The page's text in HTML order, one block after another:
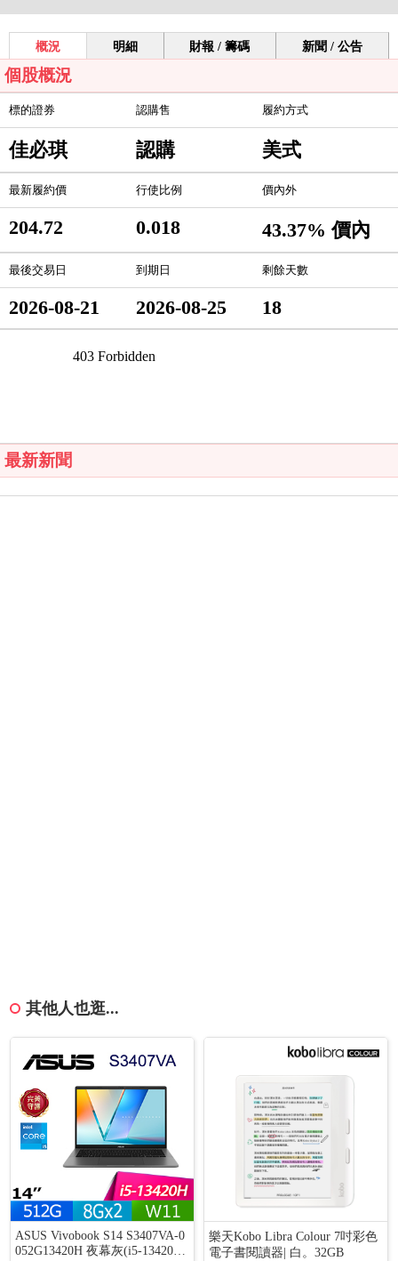
概況 明細 財報 / 籌碼 新聞 / 公告
個股概況
標的證券 認購售 履約方式
佳必琪 認購 美式
最新履約價 行使比例 價內外
204.72 0.018 43.37% 價內
最後交易日 到期日 剩餘天數
2026-08-21 2026-08-25 18
最新新聞
其他人也逛...
ASUS Vivobook S14 S3407VA-0
052G13420H 夜幕灰(i5-13420H/
樂天Kobo Libra Colour 7吋彩色
電子書閱讀器| 白。32GB